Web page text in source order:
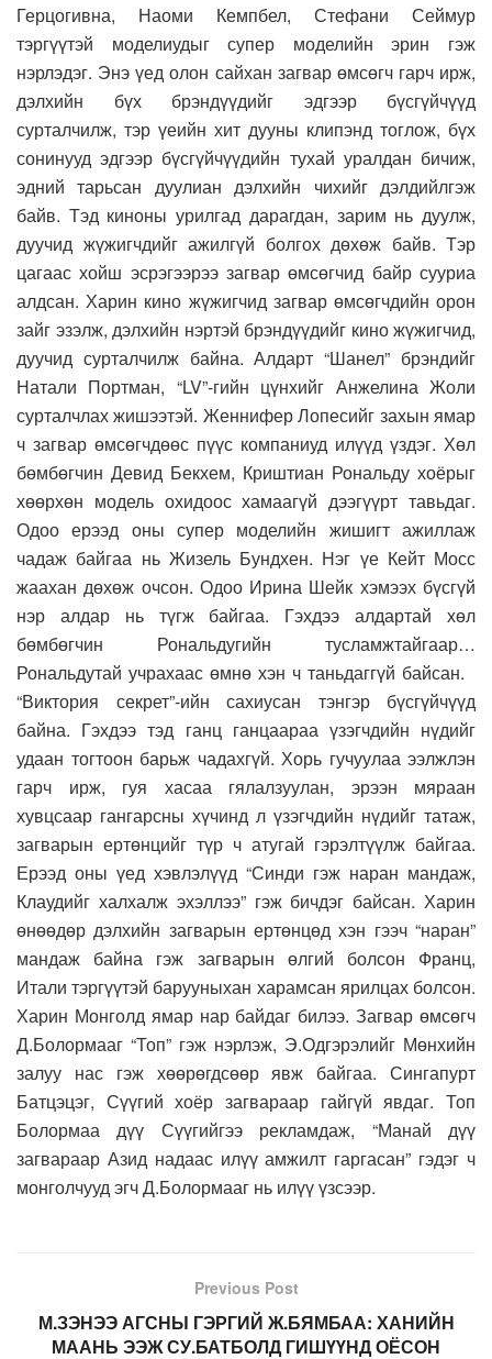
Герцогивна, Наоми Кемпбел, Стефани Сеймур
тэргүүтэй моделиудыг супер моделийн эрин гэж
нэрлэдэг. Энэ үед олон сайхан загвар өмсөгч гарч ирж,
дэлхийн бүх брэндүүдийг эдгээр бүсгүйчүүд
сурталчилж, тэр үеийн хит дууны клипэнд тоглож, бүх
сонинууд эдгээр бүсгүйчүүдийн тухай уралдан бичиж,
эдний тарьсан дуулиан дэлхийн чихийг дэлдийлгэж
байв. Тэд киноны урилгад дарагдан, зарим нь дуулж,
дуучид жүжигчдийг ажилгүй болгох дөхөж байв. Тэр
цагаас хойш эсрэгээрээ загвар өмсөгчид байр сууриа
алдсан. Харин кино жүжигчид загвар өмсөгчдийн орон
зайг эзэлж, дэлхийн нэртэй брэндүүдийг кино жүжигчид,
дуучид сурталчилж байна. Алдарт “Шанел” брэндийг
Натали Портман, “LV”-гийн цүнхийг Анжелина Жоли
сурталчлах жишээтэй. Женнифер Лопесийг захын ямар
ч загвар өмсөгчдөөс пүүс компаниуд илүүд үздэг. Хөл
бөмбөгчин Девид Бекхем, Криштиан Рональду хоёрыг
хөөрхөн модель охидоос хамаагүй дээгүүрт тавьдаг.
Одоо ерээд оны супер моделийн жишигт ажиллаж
чадаж байгаа нь Жизель Бундхен. Нэг үе Кейт Мосс
жаахан дөхөж очсон. Одоо Ирина Шейк хэмээх бүсгүй
нэр алдар нь түгж байгаа. Гэхдээ алдартай хөл
бөмбөгчин Рональдугийн тусламжтайгаар…
Рональдутай учрахаас өмнө хэн ч таньдаггүй байсан.
“Виктория секрет”-ийн сахиусан тэнгэр бүсгүйчүүд
байна. Гэхдээ тэд ганц ганцаараа үзэгчдийн нүдийг
удаан тогтоон барьж чадахгүй. Хорь гучуулаа ээлжлэн
гарч ирж, гуя хасаа гялалзуулан, эрээн мяраан
хувцсаар гангарсны хүчинд л үзэгчдийн нүдийг татаж,
загварын ертөнцийг түр ч атугай гэрэлтүүлж байгаа.
Ерээд оны үед хэвлэлүүд “Синди гэж наран мандаж,
Клаудийг халхалж эхэллээ” гэж бичдэг байсан. Харин
өнөөдөр дэлхийн загварын ертөнцөд хэн гээч “наран”
мандаж байна гэж загварын өлгий болсон Франц,
Итали тэргүүтэй барууныхан харамсан ярилцах болсон.
Харин Монголд ямар нар байдаг билээ. Загвар өмсөгч
Д.Болормааг “Топ” гэж нэрлэж, Э.Одгэрэлийг Мөнхийн
залуу нас гэж хөөрөгдсөөр явж байгаа. Сингапурт
Батцэцэг, Сүүгий хоёр загвараар гайгүй явдаг. Топ
Болормаа дүү Сүүгийгээ рекламдаж, “Манай дүү
загвараар Азид надаас илүү амжилт гаргасан” гэдэг ч
монголчууд эгч Д.Болормааг нь илүү үзсээр.
Previous Post
М.ЗЭНЭЭ АГСНЫ ГЭРГИЙ Ж.БЯМБАА: ХАНИЙН
МААНЬ ЭЭЖ СУ.БАТБОЛД ГИШҮҮНД ОЁСОН